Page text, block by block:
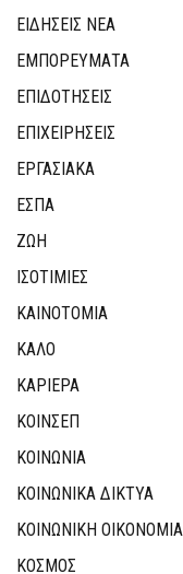
ΕΙΔΗΣΕΙΣ ΝΕΑ
ΕΜΠΟΡΕΥΜΑΤΑ
ΕΠΙΔΟΤΗΣΕΙΣ
ΕΠΙΧΕΙΡΗΣΕΙΣ
ΕΡΓΑΣΙΑΚΑ
ΕΣΠΑ
ΖΩΗ
ΙΣΟΤΙΜΙΕΣ
ΚΑΙΝΟΤΟΜΊΑ
ΚΑΛΟ
ΚΑΡΙΕΡΑ
ΚΟΙΝΣΕΠ
ΚΟΙΝΩΝΙΑ
ΚΟΙΝΩΝΙΚΆ ΔΊΚΤΥΑ
ΚΟΙΝΩΝΙΚΉ ΟΙΚΟΝΟΜΊΑ
ΚΟΣΜΟΣ